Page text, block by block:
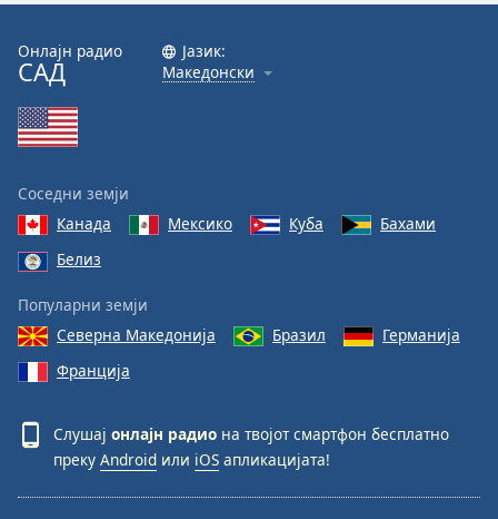
Онлајн радио
САД
Јазик:
Македонски
Соседни земји
Канада
Мексико Куба
Бахами
Белиз
Популарни земји
Северна Македонија
Бразил
Германија
Франција
Слушај онлајн радио на твојот смартфон бесплатно
преку Android или iOS апликацијата!